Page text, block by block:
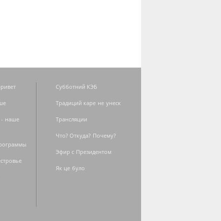
- наше
Субботний КЭБ
Традиций каре не унеск
Трансляции
Что? Откуда? Почему?
Эфир с Президентом
Як це було